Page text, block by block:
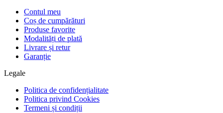
Contul meu
Coș de cumpărături
Produse favorite
Modalități de plată
Livrare și retur
Garanție
Legale
Politica de confidențialitate
Politica privind Cookies
Termeni și condiții